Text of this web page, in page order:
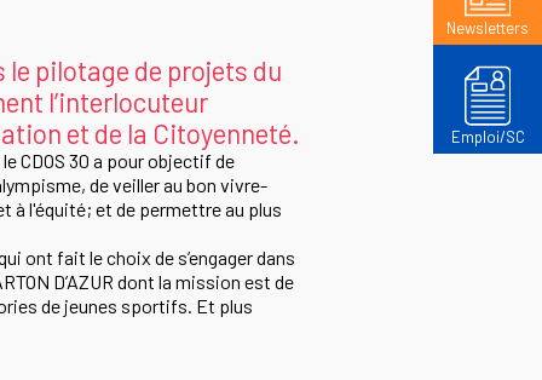
Newsletters
Emploi/SC
pilotage de projets du
l’interlocuteur
et de la Citoyenneté.
CDOS 30 a pour objectif de
de veiller au bon vivre-
à l'équité; et de permettre au plus
ont fait le choix de s’engager dans
D’AZUR dont la mission est de
de jeunes sportifs. Et plus